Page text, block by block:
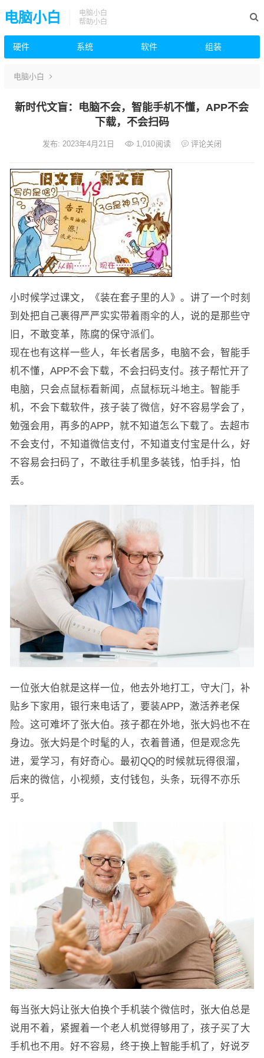
电脑小白
电脑小白
帮助小白
硬件 系统 软件 组装
电脑小白
新时代文盲：电脑不会，智能手机不懂，APP不会
下载，不会扫码
发布: 2023年4月21日 1,010阅读 评论关闭
小时候学过课文，《装在套子里的人》。讲了一个时刻
到处把自己裹得严严实实带着雨伞的人，说的是那些守
旧，不敢变革，陈腐的保守派们。
现在也有这样一些人，年长者居多，电脑不会，智能手
机不懂，APP不会下载，不会扫码支付。孩子帮忙开了
电脑，只会点鼠标看新闻，点鼠标玩斗地主。智能手
机，不会下载软件，孩子装了微信，好不容易学会了，
勉强会用，再多的APP，就不知道怎么下载了。去超市
不会支付，不知道微信支付，不知道支付宝是什么，好
不容易会扫码了，不敢往手机里多装钱，怕手抖，怕
丢。
一位张大伯就是这样一位，他去外地打工，守大门，补
贴乡下家用，银行来电话了，要装APP，激活养老保
险。这可难坏了张大伯。孩子都在外地，张大妈也不在
身边。张大妈是个时髦的人，衣着普通，但是观念先
进，爱学习，有好奇心。最初QQ的时候就玩得很溜，
后来的微信，小视频，支付钱包，头条，玩得不亦乐
乎。
每当张大妈让张大伯换个手机装个微信时，张大伯总是
说用不着，紧握着一个老人机觉得够用了，孩子买了大
手机也不用。好不容易，终于换上智能手机了，好说歹